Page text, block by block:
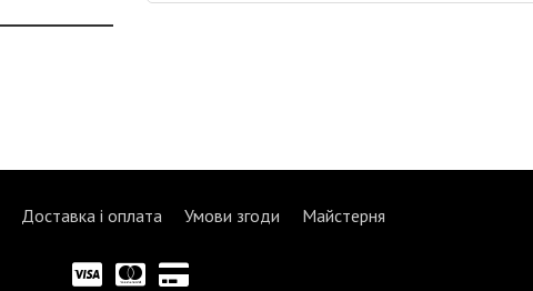
Доставка і оплата Умови згоди Майстерня